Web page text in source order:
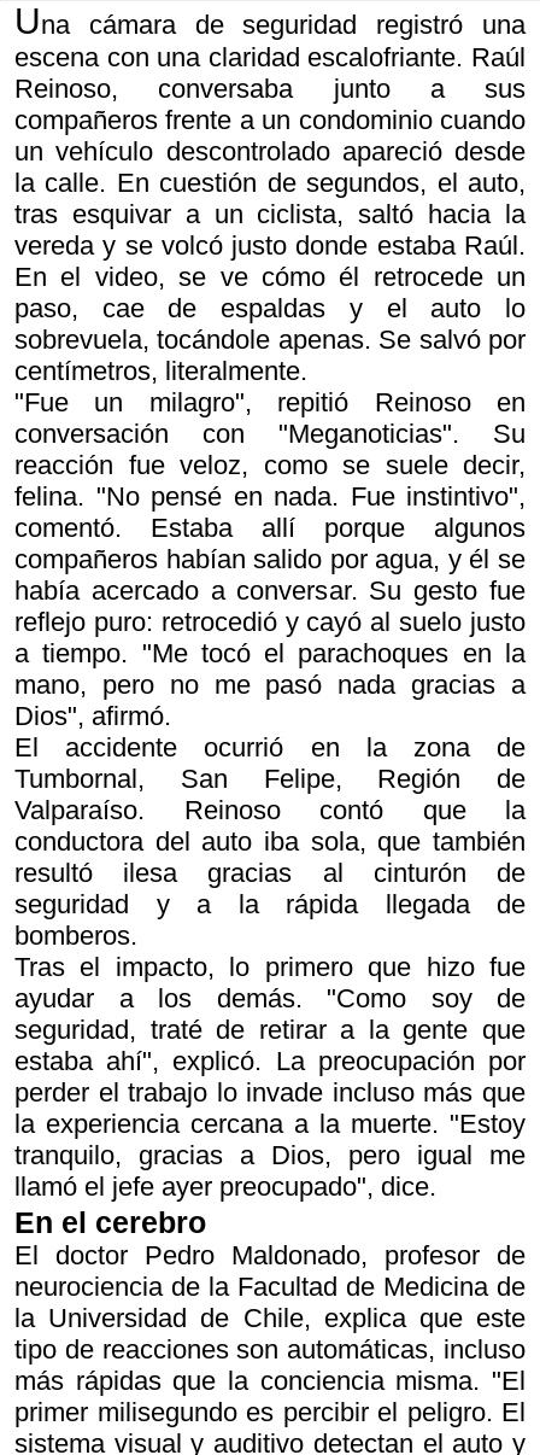
Una cámara de seguridad registró una
escena con una claridad escalofriante. Raúl
Reinoso, conversaba junto a sus
compañeros frente a un condominio cuando
un vehículo descontrolado apareció desde
la calle. En cuestión de segundos, el auto,
tras esquivar a un ciclista, saltó hacia la
vereda y se volcó justo donde estaba Raúl.
En el video, se ve cómo él retrocede un
paso, cae de espaldas y el auto lo
sobrevuela, tocándole apenas. Se salvó por
centímetros, literalmente.
"Fue un milagro", repitió Reinoso en
conversación con "Meganoticias". Su
reacción fue veloz, como se suele decir,
felina. "No pensé en nada. Fue instintivo",
comentó. Estaba allí porque algunos
compañeros habían salido por agua, y él se
había acercado a conversar. Su gesto fue
reflejo puro: retrocedió y cayó al suelo justo
a tiempo. "Me tocó el parachoques en la
mano, pero no me pasó nada gracias a
Dios", afirmó.
El accidente ocurrió en la zona de
Tumbornal, San Felipe, Región de
Valparaíso. Reinoso contó que la
conductora del auto iba sola, que también
resultó ilesa gracias al cinturón de
seguridad y a la rápida llegada de
bomberos.
Tras el impacto, lo primero que hizo fue
ayudar a los demás. "Como soy de
seguridad, traté de retirar a la gente que
estaba ahí", explicó. La preocupación por
perder el trabajo lo invade incluso más que
la experiencia cercana a la muerte. "Estoy
tranquilo, gracias a Dios, pero igual me
llamó el jefe ayer preocupado", dice.
En el cerebro
El doctor Pedro Maldonado, profesor de
neurociencia de la Facultad de Medicina de
la Universidad de Chile, explica que este
tipo de reacciones son automáticas, incluso
más rápidas que la conciencia misma. "El
primer milisegundo es percibir el peligro. El
sistema visual y auditivo detectan el auto y